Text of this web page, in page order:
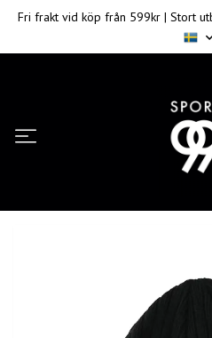
Fri frakt vid köp från 599kr | Stort